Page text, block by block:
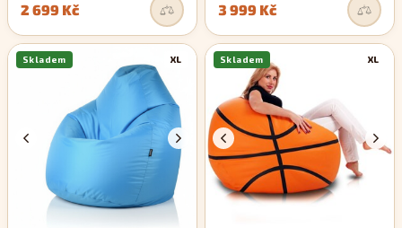
2 699 Kč 3 999 Kč
XL
Skladem XL
Skladem